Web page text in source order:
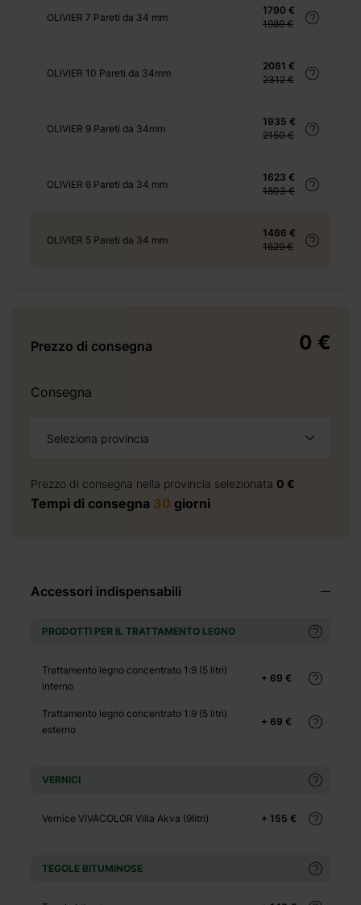
OLIVIER 7 Pareti da 34 mm
1790 €
1989 €
OLIVIER 10 Pareti da 34mm
2081 €
2312 €
OLIVIER 9 Pareti da 34mm
1935 €
2150 €
OLIVIER 6 Pareti da 34 mm
1623 €
1803 €
OLIVIER 5 Pareti da 34 mm
1466 €
1629 €
Prezzo di consegna 0 €
Consegna
Seleziona provincia
Prezzo di consegna nella provincia selezionata 0 €
Tempi di consegna 30 giorni
Accessori indispensabili
PRODOTTI PER IL TRATTAMENTO LEGNO
+ 69 €
Trattamento legno concentrato 1:9 (5 litri)
interno
+ 69 €
Trattamento legno concentrato 1:9 (5 litri)
esterno
VERNICI
+ 155 €
Vernice VIVACOLOR Villa Akva (9litri)
TEGOLE BITUMINOSE
+ 0 €
+ 500 €
+ 149 €
una
5
al